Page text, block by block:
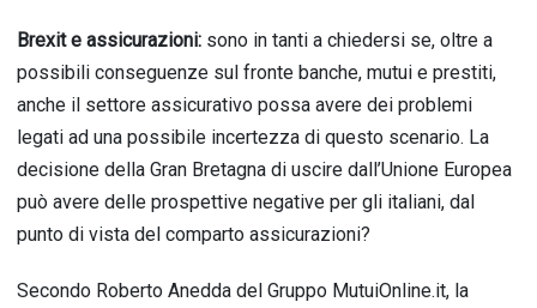
Brexit e assicurazioni: sono in tanti a chiedersi se, oltre a
possibili conseguenze sul fronte banche, mutui e prestiti,
anche il settore assicurativo possa avere dei problemi
legati ad una possibile incertezza di questo scenario. La
decisione della Gran Bretagna di uscire dall’Unione Europea
può avere delle prospettive negative per gli italiani, dal
punto di vista del comparto assicurazioni?
Secondo Roberto Anedda del Gruppo MutuiOnline.it, la